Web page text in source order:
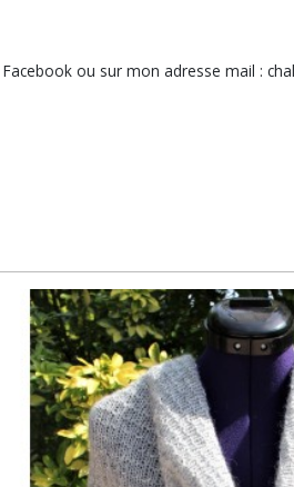
Facebook ou sur mon adresse mail :